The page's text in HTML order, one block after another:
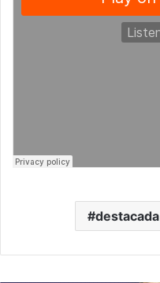
destacada